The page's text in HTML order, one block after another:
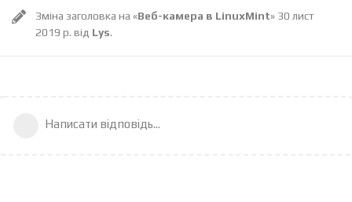
Зміна заголовка на «Веб-камера в LinuxМint» 30 лист
2019 р. від Lys.
Написати відповідь...